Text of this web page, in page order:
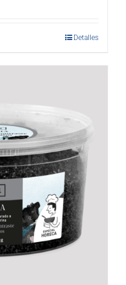
Detalles